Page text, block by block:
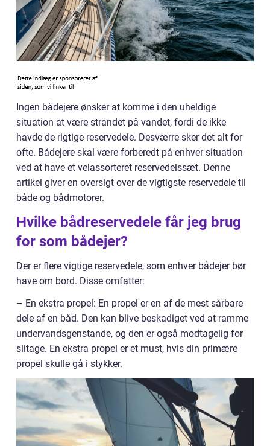
Ingen bådejere ønsker at komme i den uheldige
situation at være strandet på vandet, fordi de ikke
havde de rigtige reservedele. Desværre sker det alt for
ofte. Bådejere skal være forberedt på enhver situation
ved at have et velassorteret reservedelssæt. Denne
artikel giver en oversigt over de vigtigste reservedele til
både og bådmotorer.
Hvilke bådreservedele får jeg brug
for som bådejer?
Der er flere vigtige reservedele, som enhver bådejer bør
have om bord. Disse omfatter:
– En ekstra propel: En propel er en af de mest sårbare
dele af en båd. Den kan blive beskadiget ved at ramme
undervandsgenstande, og den er også modtagelig for
slitage. En ekstra propel er et must, hvis din primære
propel skulle gå i stykker.